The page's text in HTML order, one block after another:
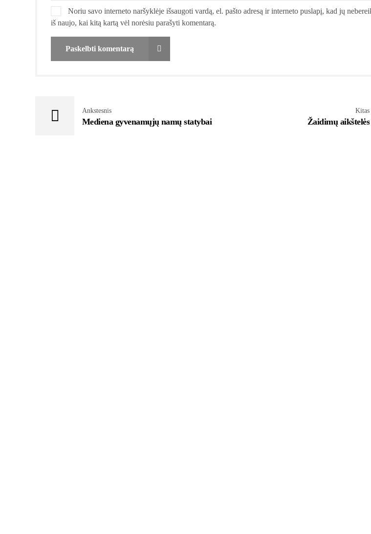
Noriu savo interneto naršyklėje išsaugoti vardą, el. pašto adresą ir interneto puslapį, kad jų
iš naujo, kai kitą kartą vėl norėsiu parašyti komentarą.
Paskelbti komentarą
Ankstesnis
Mediena gyvenamųjų namų statybai
Kitas
Žaidimų aikštelės